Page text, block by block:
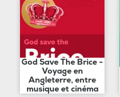
God Save The Brice -
Voyage en
Angleterre, entre
musique et cinéma